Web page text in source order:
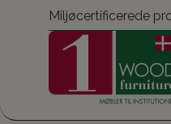
Miljøcertificerede